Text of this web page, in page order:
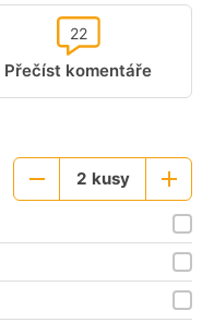
Přečíst komentáře
22
Menší2 kusy
Větší
porce